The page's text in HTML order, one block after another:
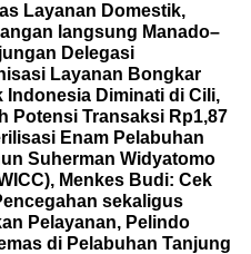
Layanan Domestik,
langsung Manado–
Delegasi
Layanan Bongkar
Indonesia Diminati di Cili,
Potensi Transaksi Rp1,87
Enam Pelabuhan
Suherman Widyatomo
Menkes Budi: Cek
sekaligus
Pelayanan, Pelindo
di Pelabuhan Tanjung